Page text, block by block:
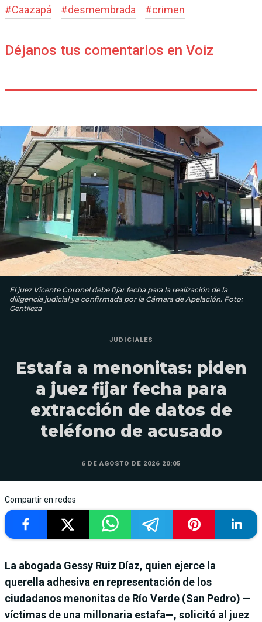
#Caazapá #desmembrada #crimen
Déjanos tus comentarios en Voiz
El juez Vicente Coronel debe fijar fecha para la realización de la
diligencia judicial ya confirmada por la Cámara de Apelación. Foto:
Gentileza
JUDICIALES
Estafa a menonitas: piden
a juez fijar fecha para
extracción de datos de
teléfono de acusado
6 DE AGOSTO DE 2026 20:05
Compartir en redes
La abogada Gessy Ruiz Díaz, quien ejerce la
querella adhesiva en representación de los
ciudadanos menonitas de Río Verde (San Pedro) —
víctimas de una millonaria estafa—, solicitó al juez